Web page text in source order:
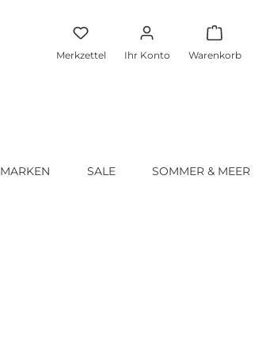
Merkzettel Ihr Konto Warenkorb
MARKEN SALE SOMMER & MEER